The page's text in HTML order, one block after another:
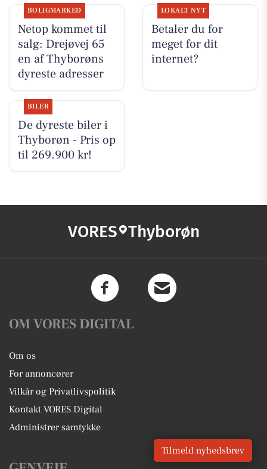
BOLIGMARKED
Netop kommet til
salg: Drejøvej 65
en af Thyborøns
dyreste adresser
LOKALT NYT
Betaler du for
meget for dit
internet?
BILER
De dyreste biler i
Thyborøn - Pris op
til 269.900 kr!
VORES Thyborøn
OM VORES DIGITAL
Om os
For annoncører
Vilkår og Privatlivspolitik
Kontakt VORES Digital
Administrer samtykke
Tilmeld nyhedsbrev